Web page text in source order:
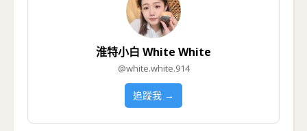
淮特小白 White White
@white.white.914
追蹤我 →